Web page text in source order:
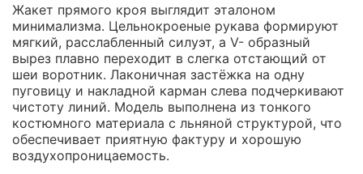
Жакет прямого кроя выглядит эталоном
минимализма. Цельнокроеные рукава формируют
мягкий, расслабленный силуэт, а V- образный
вырез плавно переходит в слегка отстающий от
шеи воротник. Лаконичная застёжка на одну
пуговицу и накладной карман слева подчеркивают
чистоту линий. Модель выполнена из тонкого
костюмного материала с льняной структурой, что
обеспечивает приятную фактуру и хорошую
воздухопроницаемость.